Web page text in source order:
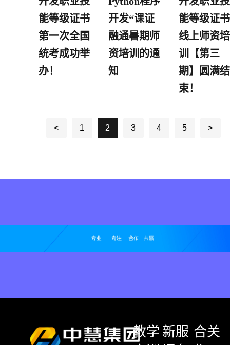
能等级证书
第一次全国
统考成功举
办​！​
开发“课证
融通暑期师
资培训的通
知
能等级证书
线上师资培
训【第三
期】圆满结
束！
< 1 2 3 4 5 >
教学 新服 合关